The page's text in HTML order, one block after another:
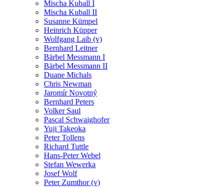
Mischa Kuball I
Mischa Kuball II
Susanne Kümpel
Heinrich Küpper
Wolfgang Laib (v)
Bernhard Leitner
Bärbel Messmann I
Bärbel Messmann II
Duane Michals
Chris Newman
Jaromír Novotný
Bernhard Peters
Volker Saul
Pascal Schwaighofer
Yuji Takeoka
Peter Tollens
Richard Tuttle
Hans-Peter Webel
Stefan Wewerka
Josef Wolf
Peter Zumthor (v)